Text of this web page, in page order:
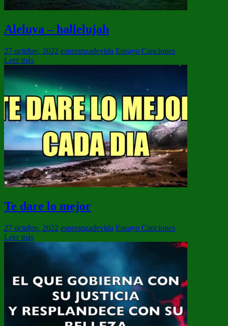
Aleluya – hallelujah
27 octubre, 2022 esperanzadevida Ensayo Canciones
Leer más
Te dare lo mejor
27 octubre, 2022 esperanzadevida Ensayo Canciones
Leer más